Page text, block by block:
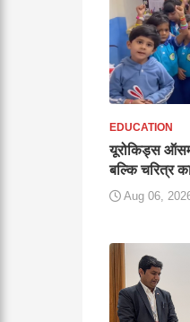
EDUCATION
यूरोकिड्स
बल्कि चरित्र
Aug 06,